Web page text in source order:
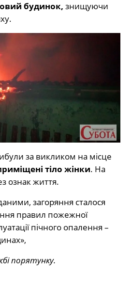
будинок, знищуючи
за викликом на місце
тіло жінки. На
ознак життя.
загоряння сталося
правил пожежної
пічного опалення –
порятунку.